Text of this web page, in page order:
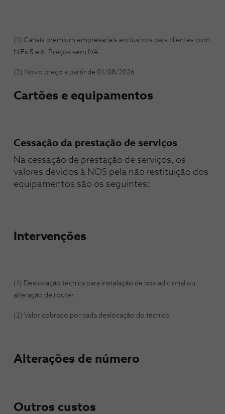
(1) Canais premium empresariais exclusivos para clientes com
NIFs 5 e 6. Preços sem IVA.
(2) Novo preço a partir de 01/08/2026
Cartões e equipamentos
Cessação da prestação de serviços
Na cessação de prestação de serviços, os
valores devidos à NOS pela não restituição dos
equipamentos são os seguintes:​
Intervenções
(1) Deslocação técnica para instalação de box adicional ou
alteração de router.
(2) Valor cobrado por cada deslocação do técnico.
Alterações de número
Outros custos